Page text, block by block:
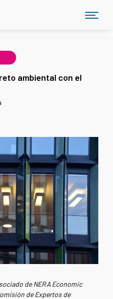
ambiental con el
de NERA Economic
de Expertos de